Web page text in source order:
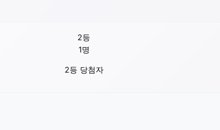
2등
1명
2등 당첨자